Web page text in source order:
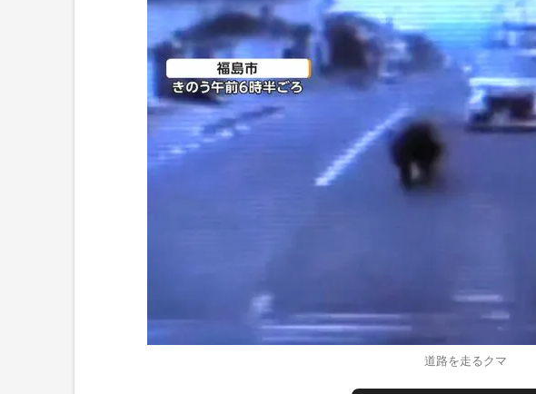
道路を走るクマ